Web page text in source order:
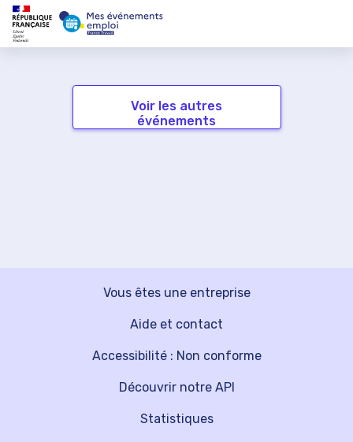
Voir les autres
événements
Vous êtes une entreprise
Découvrir notre API
Aide et contact
Statistiques
Accessibilité : Non conforme